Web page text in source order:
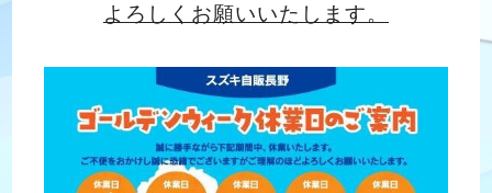
よろしくお願いいたします。